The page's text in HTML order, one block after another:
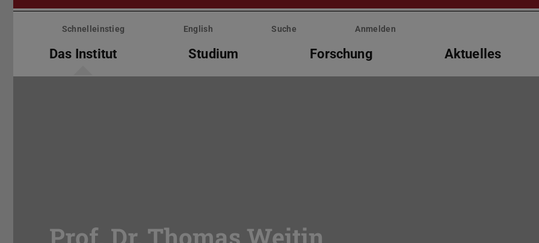
Menü
überspringenSchnelleinstieg English Suche Anmelden
Das Institut Studium Forschung Aktuelles